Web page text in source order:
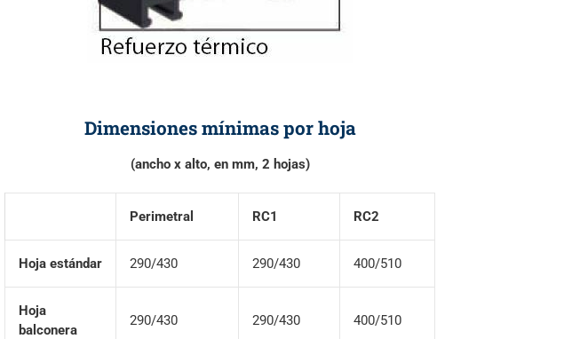
Dimensiones mínimas por hoja
(ancho x alto, en mm, 2 hojas)
Perimetral RC1 RC2
Hoja estándar 290/430 290/430 400/510
Hoja
balconera
290/430 290/430 400/510